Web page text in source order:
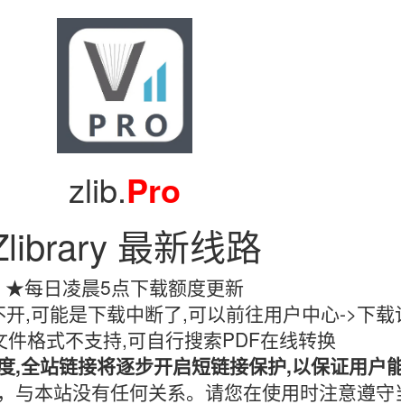
zlib.Pro
最新线路
★每日凌晨5点下载额度更新
,可能是下载中断了,可以前往用户中心->下载
格式不支持,可自行搜索PDF在线转换
,全站链接将逐步开启短链接保护,以保证用户
本站没有任何关系。请您在使用时注意遵守